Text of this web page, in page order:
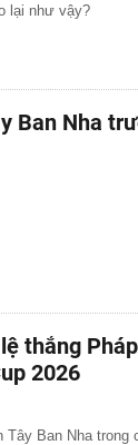
lại như vậy?
Ban Nha
thắng
2026
Ban Nha trong